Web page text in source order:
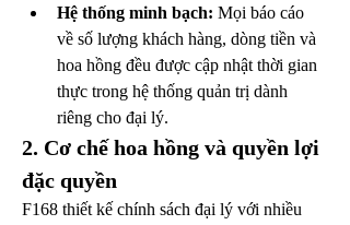
Hệ thống minh bạch: Mọi báo cáo
về số lượng khách hàng, dòng tiền và
hoa hồng đều được cập nhật thời gian
thực trong hệ thống quản trị dành
riêng cho đại lý.
2. Cơ chế hoa hồng và quyền lợi
đặc quyền
F168 thiết kế chính sách đại lý với nhiều